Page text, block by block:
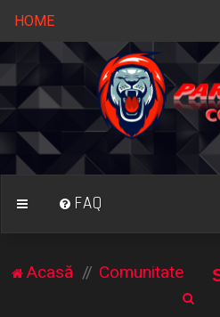
HOME
FAQ
Acasă Comunitate